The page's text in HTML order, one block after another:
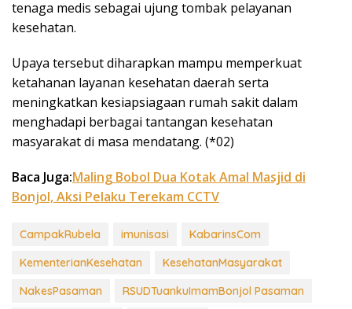
tenaga medis sebagai ujung tombak pelayanan
kesehatan.
Upaya tersebut diharapkan mampu memperkuat
ketahanan layanan kesehatan daerah serta
meningkatkan kesiapsiagaan rumah sakit dalam
menghadapi berbagai tantangan kesehatan
masyarakat di masa mendatang. (*02)
Baca Juga:Maling Bobol Dua Kotak Amal Masjid di
Bonjol, Aksi Pelaku Terekam CCTV
CampakRubela imunisasi
KabarinsCom
KementerianKesehatan
KesehatanMasyarakat
NakesPasaman
RSUDTuankuImamBonjol Pasaman